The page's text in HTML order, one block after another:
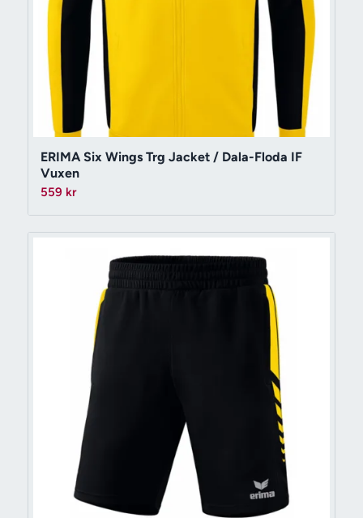
ERIMA Six Wings Trg Jacket / Dala-Floda IF
Vuxen
559 kr